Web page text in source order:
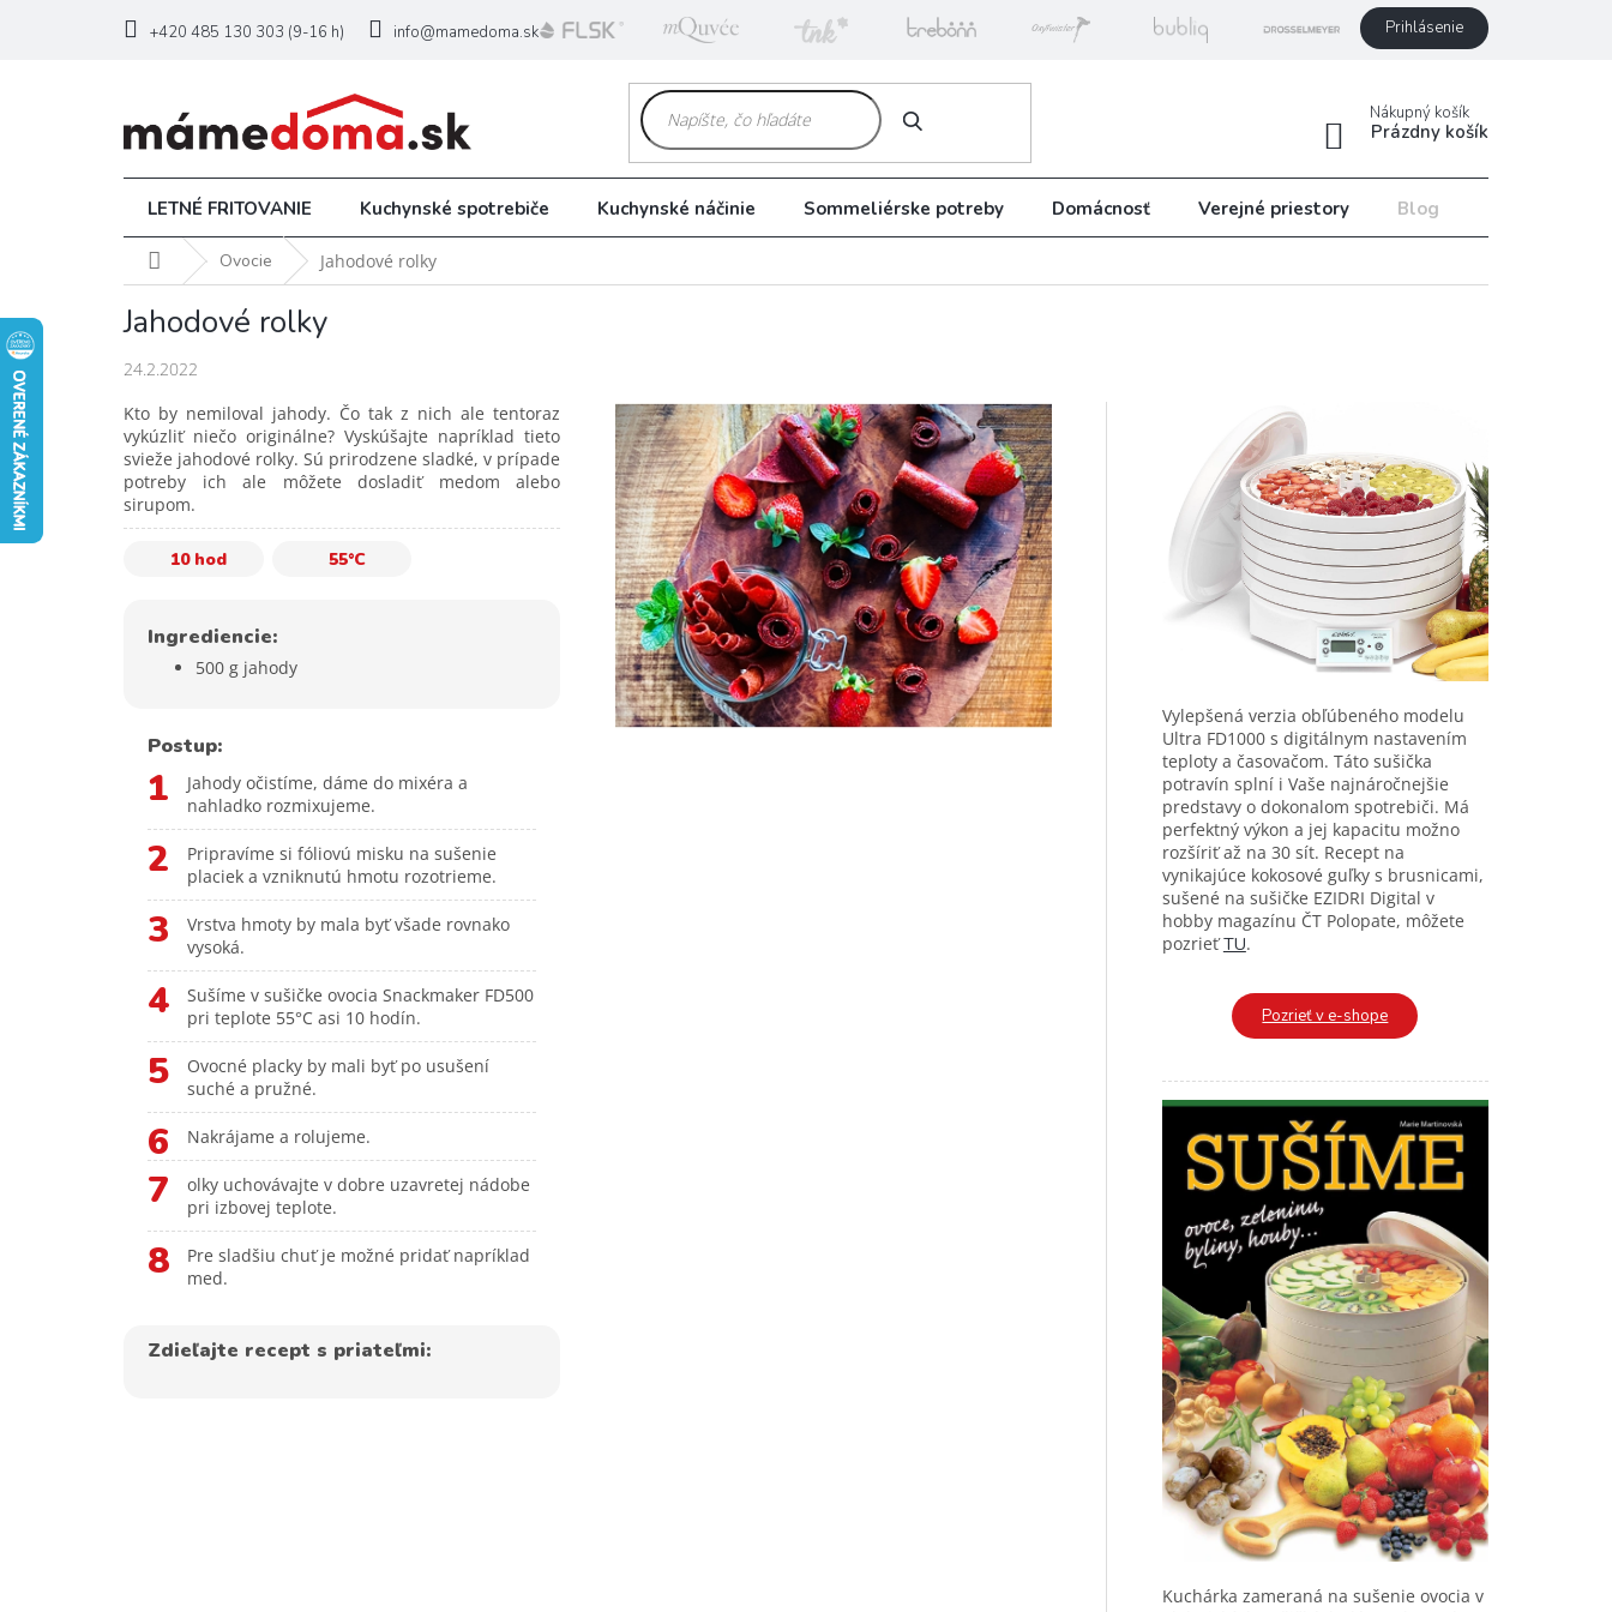
+420 485 130 303 (9-16 h) info@mamedoma.sk Prihlásenie
HĽADAŤ Nákupný košík
Prázdny košík
LETNÉ FRITOVANIE Kuchynské spotrebiče Kuchynské náčinie Sommeliérske potreby Domácnosť Verejné priestory Blog
DomovOvocie Jahodové rolky
Jahodové rolky
24.2.2022
Kto by nemiloval jahody. Čo tak z nich ale tentoraz
vykúzliť niečo originálne? Vyskúšajte napríklad tieto
svieže jahodové rolky. Sú prirodzene sladké, v prípade
potreby ich ale môžete dosladiť medom alebo
sirupom.
10 hod 55°C
Ingrediencie:
500 g jahody
Postup:
1
Jahody očistíme, dáme do mixéra a
nahladko rozmixujeme.
2
Pripravíme si fóliovú misku na sušenie
placiek a vzniknutú hmotu rozotrieme.
3
Vrstva hmoty by mala byť všade rovnako
vysoká.
4
Sušíme v sušičke ovocia Snackmaker FD500
pri teplote 55°C asi 10 hodín.
5
Ovocné placky by mali byť po usušení
suché a pružné.
6 Nakrájame a rolujeme.
7
olky uchovávajte v dobre uzavretej nádobe
pri izbovej teplote.
8
Pre sladšiu chuť je možné pridať napríklad
med.
Zdieľajte recept s priateľmi:
Vylepšená verzia obľúbeného modelu
Ultra FD1000 s digitálnym nastavením
teploty a časovačom. Táto sušička
potravín splní i Vaše najnáročnejšie
predstavy o dokonalom spotrebiči. Má
perfektný výkon a jej kapacitu možno
rozšíriť až na 30 sít. Recept na
vynikajúce kokosové guľky s brusnicami,
sušené na sušičke EZIDRI Digital v
hobby magazínu ČT Polopate, môžete
pozrieťTU.
Pozrieť v e-shope
Kuchárka zameraná na sušenie ovocia v